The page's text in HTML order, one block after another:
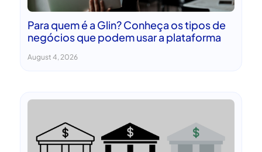
Para quem é a Glin? Conheça os tipos de
negócios que podem usar a plataforma
August 4, 2026